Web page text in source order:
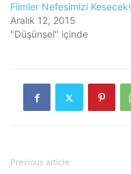
Filmler Nefesimizi Kesecek!
Aralık 12, 2015
"Düşünsel" içinde
Previous article